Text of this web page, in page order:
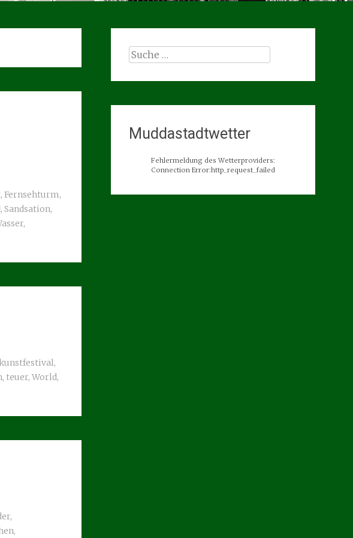
, Fernsehturm,
, Sandsation,
,
,
, teuer, World,
,
,
Suche
Muddastadtwetter
Fehlermeldung des Wetterproviders:
Connection Error:http_request_failed